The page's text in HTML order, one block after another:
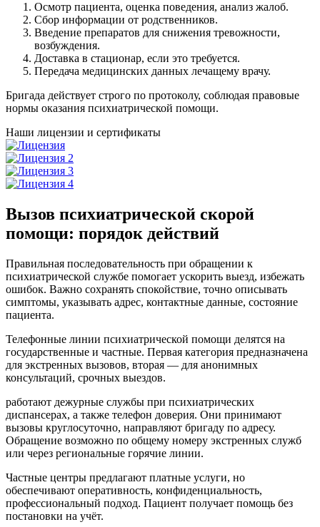
Осмотр пациента, оценка поведения, анализ жалоб.
Сбор информации от родственников.
Введение препаратов для снижения тревожности,
возбуждения.
Доставка в стационар, если это требуется.
Передача медицинских данных лечащему врачу.
Бригада действует строго по протоколу, соблюдая правовые
нормы оказания психиатрической помощи.
Наши лицензии и сертификаты
Вызов психиатрической скорой
помощи: порядок действий
Правильная последовательность при обращении к
психиатрической службе помогает ускорить выезд, избежать
ошибок. Важно сохранять спокойствие, точно описывать
симптомы, указывать адрес, контактные данные, состояние
пациента.
Телефонные линии психиатрической помощи делятся на
государственные и частные. Первая категория предназначена
для экстренных вызовов, вторая — для анонимных
консультаций, срочных выездов.
работают дежурные службы при психиатрических
диспансерах, а также телефон доверия. Они принимают
вызовы круглосуточно, направляют бригаду по адресу.
Обращение возможно по общему номеру экстренных служб
или через региональные горячие линии.
Частные центры предлагают платные услуги, но
обеспечивают оперативность, конфиденциальность,
профессиональный подход. Пациент получает помощь без
постановки на учёт.